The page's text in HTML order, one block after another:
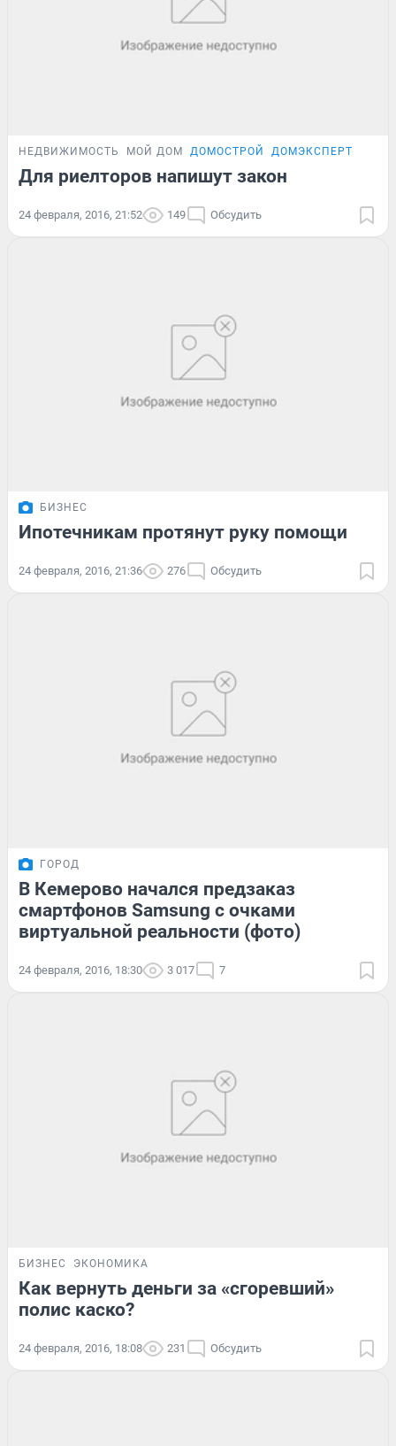
НЕДВИЖИМОСТЬ МОЙ ДОМ ДОМОСТРОЙ ДОМЭКСПЕРТ
Для риелторов напишут закон
24 февраля, 2016, 21:52 149 Обсудить
БИЗНЕС
Ипотечникам протянут руку помощи
24 февраля, 2016, 21:36 276 Обсудить
ГОРОД
В Кемерово начался предзаказ
смартфонов Samsung с очками
виртуальной реальности (фото)
24 февраля, 2016, 18:30 3 017 7
БИЗНЕС ЭКОНОМИКА
Как вернуть деньги за «сгоревший»
полис каско?
24 февраля, 2016, 18:08 231 Обсудить